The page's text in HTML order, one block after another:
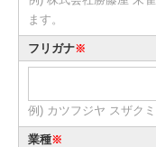
ます。
フリガナ※
例) カツフジヤ スザク
業種※